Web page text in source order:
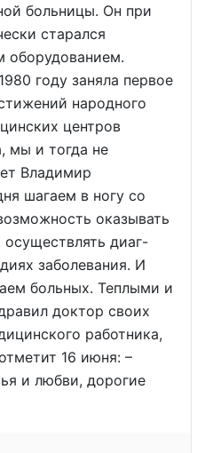
больницы. Он при
старался
оборудованием.
году заняла первое
народного
центров
мы и тогда не
Владимир
шагаем в ногу со
оказывать
осуществлять диаг-
заболевания. И
больных. Теплыми и
доктор своих
работника,
16 июня: –
и любви, дорогие